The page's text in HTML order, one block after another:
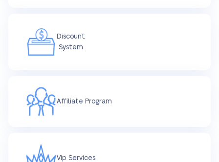
Discount
System
Affiliate Program
Vip Services